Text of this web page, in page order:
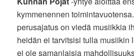
kymmenennen
perusajatus on viedä musiikkia
heidän ei tarvitsisi tulla musiikin
ei ole samanlaisia